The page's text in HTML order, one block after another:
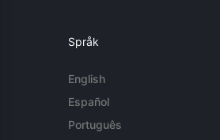
Språk
English
Español
Português